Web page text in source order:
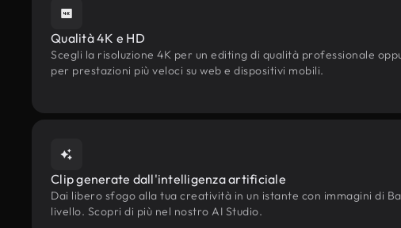
Qualità 4K e HD
Scegli la risoluzione 4K per un editing di qualità professionale
per prestazioni più veloci su web e dispositivi mobili.
Clip generate dall'intelligenza artificiale
Dai libero sfogo alla tua creatività in un istante con immagini di
livello. Scopri di più nel nostro AI Studio.